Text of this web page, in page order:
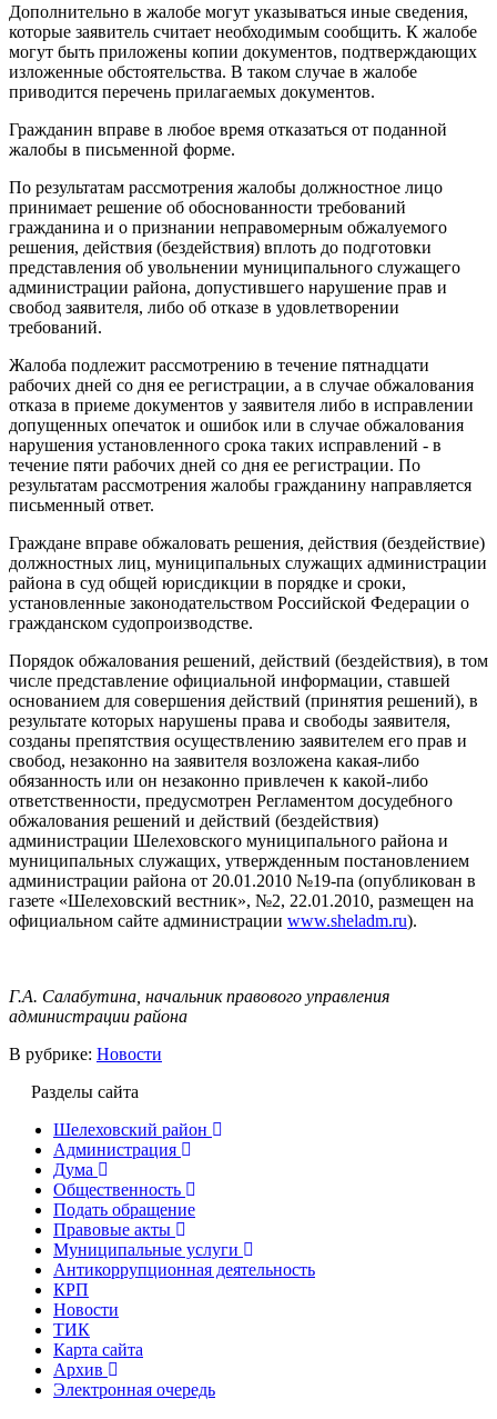
Дополнительно в жалобе могут указываться иные сведения,
которые заявитель считает необходимым сообщить. К жалобе
могут быть приложены копии документов, подтверждающих
изложенные обстоятельства. В таком случае в жалобе
приводится перечень прилагаемых документов.
Гражданин вправе в любое время отказаться от поданной
жалобы в письменной форме.
По результатам рассмотрения жалобы должностное лицо
принимает решение об обоснованности требований
гражданина и о признании неправомерным обжалуемого
решения, действия (бездействия) вплоть до подготовки
представления об увольнении муниципального служащего
администрации района, допустившего нарушение прав и
свобод заявителя, либо об отказе в удовлетворении
требований.
Жалоба подлежит рассмотрению в течение пятнадцати
рабочих дней со дня ее регистрации, а в случае обжалования
отказа в приеме документов у заявителя либо в исправлении
допущенных опечаток и ошибок или в случае обжалования
нарушения установленного срока таких исправлений - в
течение пяти рабочих дней со дня ее регистрации. По
результатам рассмотрения жалобы гражданину направляется
письменный ответ.
Граждане вправе обжаловать решения, действия (бездействие)
должностных лиц, муниципальных служащих администрации
района в суд общей юрисдикции в порядке и сроки,
установленные законодательством Российской Федерации о
гражданском судопроизводстве.
Порядок обжалования решений, действий (бездействия), в том
числе представление официальной информации, ставшей
основанием для совершения действий (принятия решений), в
результате которых нарушены права и свободы заявителя,
созданы препятствия осуществлению заявителем его прав и
свобод, незаконно на заявителя возложена какая-либо
обязанность или он незаконно привлечен к какой-либо
ответственности, предусмотрен Регламентом досудебного
обжалования решений и действий (бездействия)
администрации Шелеховского муниципального района и
муниципальных служащих, утвержденным постановлением
администрации района от 20.01.2010 №19-па (опубликован в
газете «Шелеховский вестник», №2, 22.01.2010, размещен на
официальном сайте администрации www.sheladm.ru).
Г.А. Салабутина, начальник правового управления
администрации района
В рубрике: Новости
Разделы сайта
Шелеховский район
Администрация
Дума
Общественность
Подать обращение
Правовые акты
Муниципальные услуги
Антикоррупционная деятельность
КРП
Новости
ТИК
Карта сайта
Архив
Электронная очередь